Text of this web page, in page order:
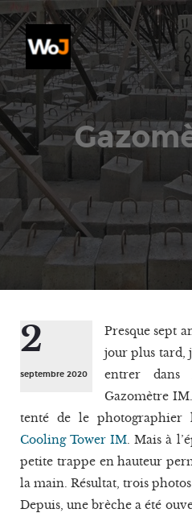
2
septembre 2020
Presque sept
jour plus tard,
entrer dans
Gazomètre
tenté de le
Cooling Tower IM. Mais à
petite trappe en hauteur
la main. Résultat, trois
Depuis, une brèche a été